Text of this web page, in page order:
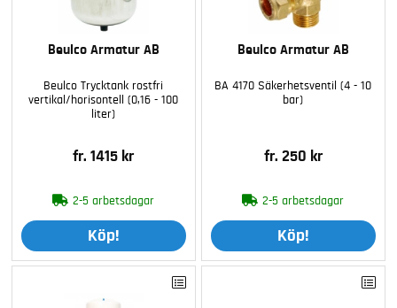
Beulco Armatur AB
Beulco Trycktank rostfri
vertikal/horisontell (0,16 - 100
liter)
fr. 1415 kr
2-5 arbetsdagar
Köp!
Beulco Armatur AB
BA 4170 Säkerhetsventil (4 - 10
bar)
fr. 250 kr
2-5 arbetsdagar
Köp!